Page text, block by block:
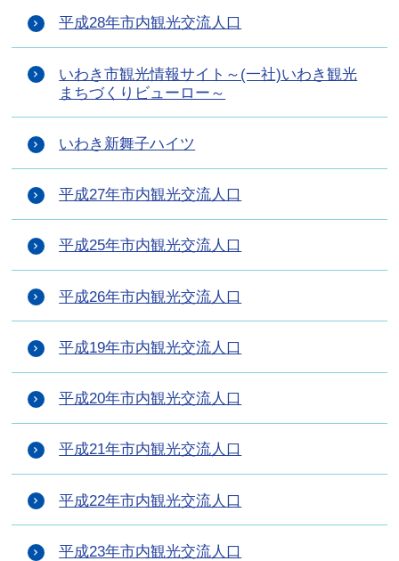
平成28年市内観光交流人口
いわき市観光情報サイト～(一社)いわき観光
まちづくりビューロー～
いわき新舞子ハイツ
平成27年市内観光交流人口
平成25年市内観光交流人口
平成26年市内観光交流人口
平成19年市内観光交流人口
平成20年市内観光交流人口
平成21年市内観光交流人口
平成22年市内観光交流人口
平成23年市内観光交流人口